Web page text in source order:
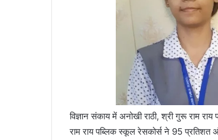
विज्ञान संकाय में अनोखी राठी, श्री गुरू राम
राम राय पब्लिक स्कूल रेसकोर्स ने 95 प्रतिशत